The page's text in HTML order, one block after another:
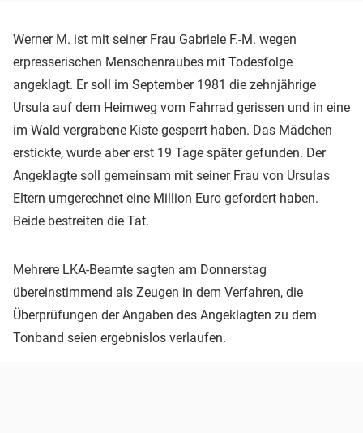
Werner M. ist mit seiner Frau Gabriele F.-M. wegen
erpresserischen Menschenraubes mit Todesfolge
angeklagt. Er soll im September 1981 die zehnjährige
Ursula auf dem Heimweg vom Fahrrad gerissen und in eine
im Wald vergrabene Kiste gesperrt haben. Das Mädchen
erstickte, wurde aber erst 19 Tage später gefunden. Der
Angeklagte soll gemeinsam mit seiner Frau von Ursulas
Eltern umgerechnet eine Million Euro gefordert haben.
Beide bestreiten die Tat.
Mehrere LKA-Beamte sagten am Donnerstag
übereinstimmend als Zeugen in dem Verfahren, die
Überprüfungen der Angaben des Angeklagten zu dem
Tonband seien ergebnislos verlaufen.